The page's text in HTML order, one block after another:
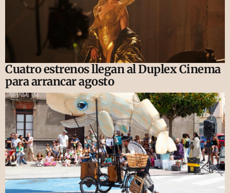
Cuatro estrenos llegan al Duplex Cinema
para arrancar agosto